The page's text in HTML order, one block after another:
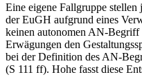
Eine eigene Fallgruppe stellen
der EuGH aufgrund eines
keinen autonomen AN-
Erwägungen den
bei der Definition des AN-
(S 111 ff). Hohe fasst diese